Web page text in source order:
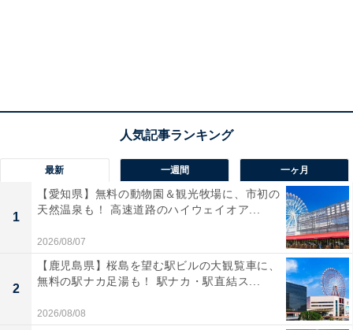
最新 一週間 一ヶ月
1
【愛知県】無料の動物園＆観光牧場に、市初の
天然温泉も！ 高速道路のハイウェイオア...
2026/08/07
2
【鹿児島県】桜島を望む駅ビルの大観覧車に、
無料の駅ナカ足湯も！ 駅ナカ・駅直結ス...
2026/08/08